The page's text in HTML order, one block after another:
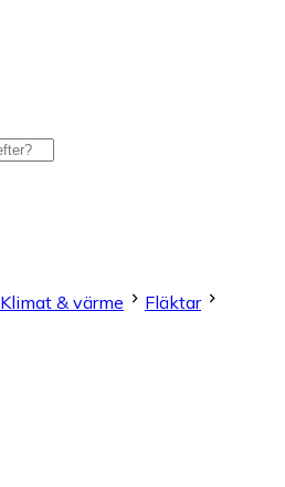
Klimat & värme
Fläktar